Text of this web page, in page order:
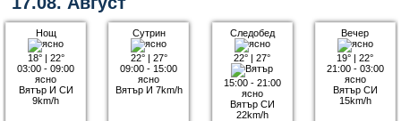
Нощ
18°| 22°
03:00 - 09:00
ясно
Вятър И СИ
9km/h
Сутрин
22°| 27°
09:00 - 15:00
ясно
Вятър И 7km/h
Следобед
22° |27°
15:00 - 21:00
ясно
Вятър СИ
22km/h
Вечер
19° |22°
21:00 - 03:00
ясно
Вятър СИ
15km/h